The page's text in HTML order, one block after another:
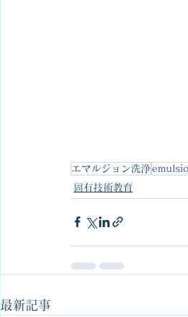
エマルジョン洗浄
固有技術教育
最新記事